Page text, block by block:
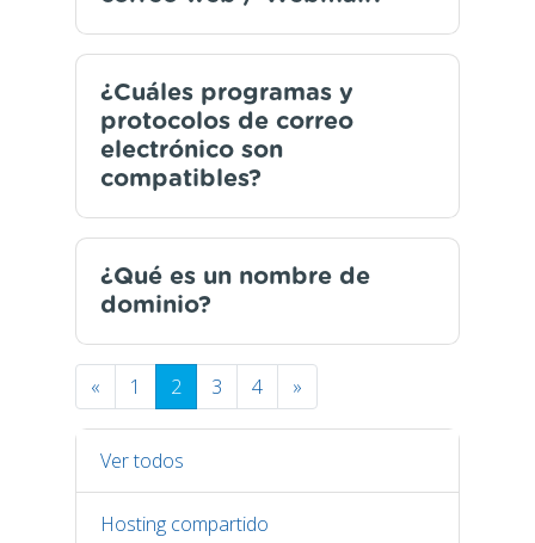
¿Cuáles programas y
protocolos de correo
electrónico son
compatibles?
¿Qué es un nombre de
dominio?
« 1 2 3 4 »
Ver todos
Hosting compartido